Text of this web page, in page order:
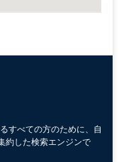
すべての方のために、自
約した検索エンジンで